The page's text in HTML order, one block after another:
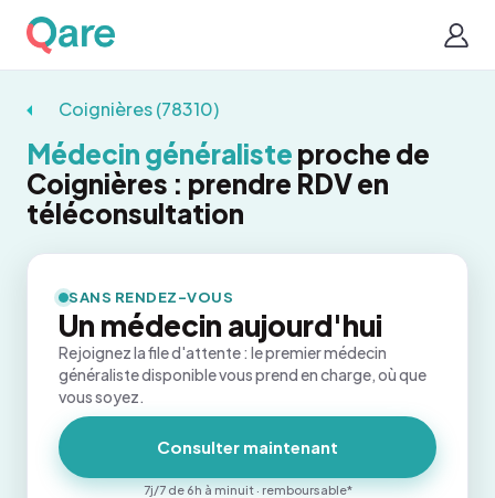
Coignières (78310)
Médecin généraliste proche de
Coignières : prendre RDV en
téléconsultation
SANS RENDEZ-VOUS
Un médecin aujourd'hui
Rejoignez la file d'attente : le premier médecin
généraliste disponible vous prend en charge, où que
vous soyez.
Consulter maintenant
7j/7 de 6h à minuit · remboursable*